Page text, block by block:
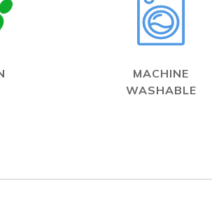
MACHINE
WASHABLE